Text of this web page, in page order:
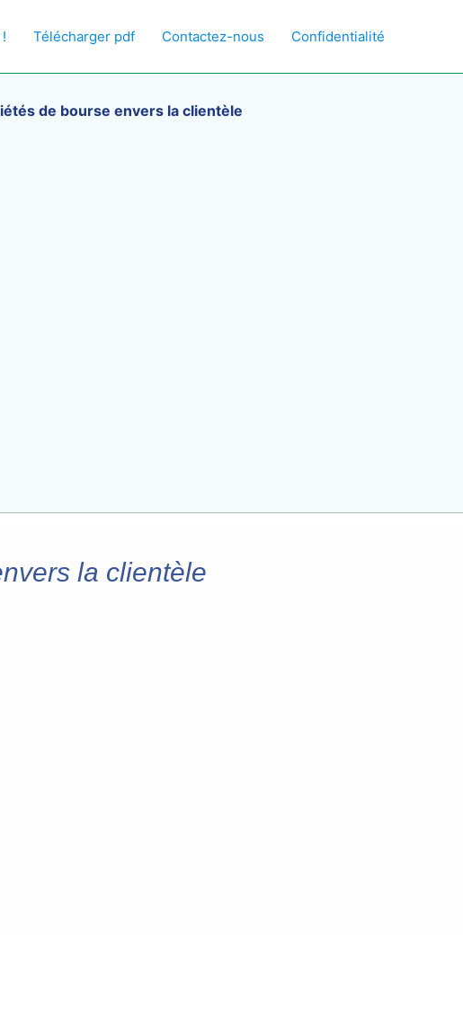
Télécharger pdf Contactez-nous Confidentialité
de bourse envers la clientèle
la clientèle